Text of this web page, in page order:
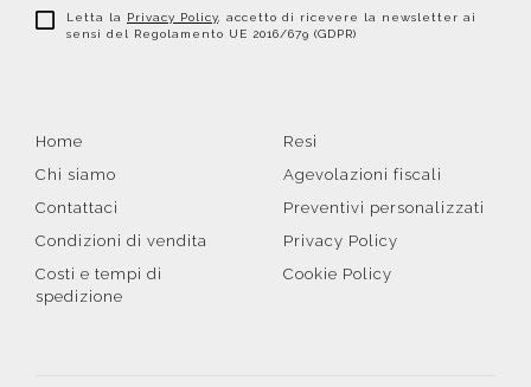
Letta la Privacy Policy , accetto di ricevere la newsletter ai
sensi del Regolamento UE 2016/679 (GDPR)
Home
Chi siamo
Contattaci
Condizioni di vendita
Costi e tempi di
spedizione
Resi
Agevolazioni fiscali
Preventivi personalizzati
Privacy Policy
Cookie Policy